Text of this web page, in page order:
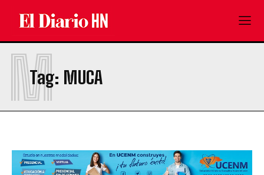
Tag: MUCA
M